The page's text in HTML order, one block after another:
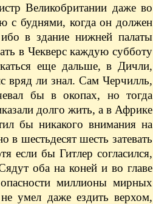
Великобритании даже во
с буднями, когда он должен
в здание нижней палаты
в Чекверс каждую субботу
еще дальше, в Дичли,
вряд ли знал. Сам Черчилль,
бы в окопах, но тогда
долго жить, а в Африке
бы никакого внимания на
шестьдесят шесть затевать
если бы Гитлер согласился,
оба на коней и во главе
миллионы мирных
умел даже ездить верхом,